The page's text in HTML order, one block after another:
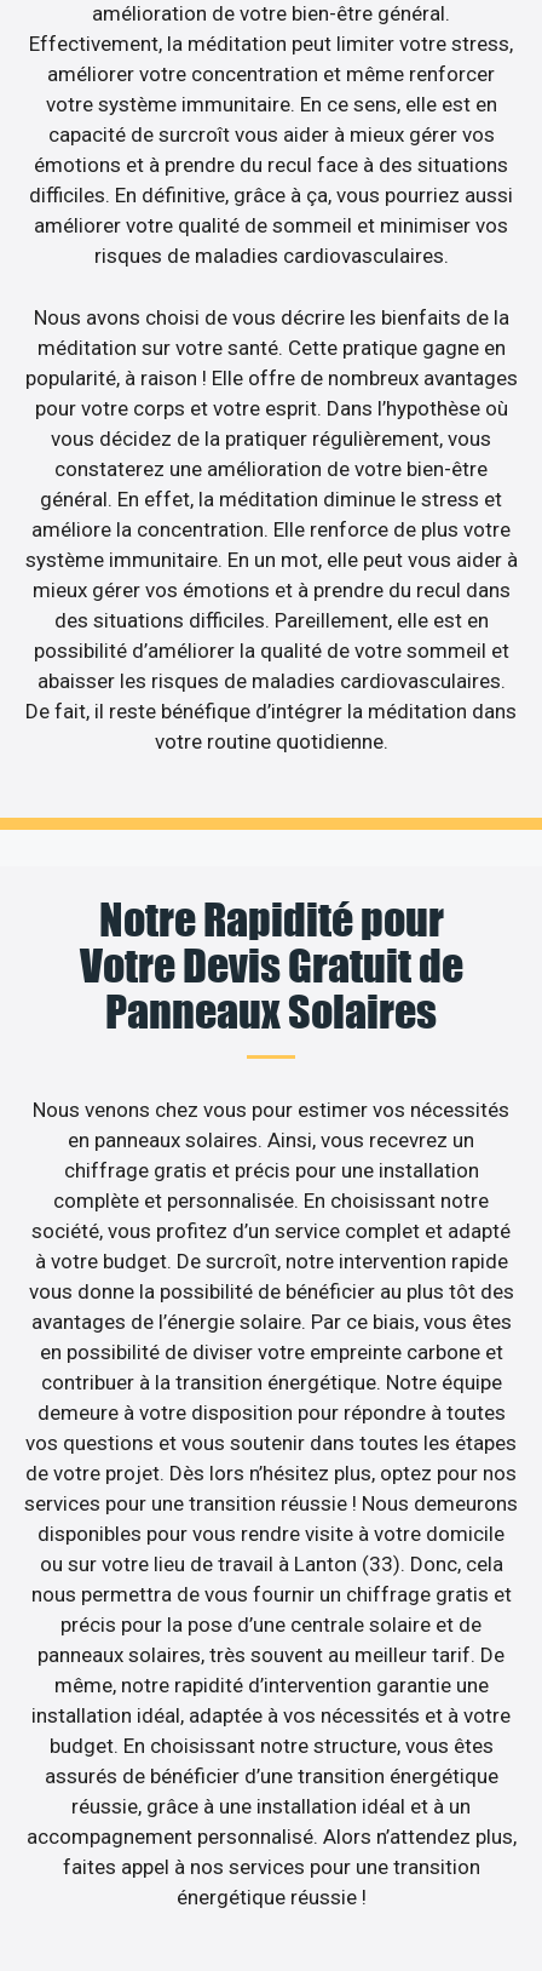
amélioration de votre bien-être général.
Effectivement, la méditation peut limiter votre stress,
améliorer votre concentration et même renforcer
votre système immunitaire. En ce sens, elle est en
capacité de surcroît vous aider à mieux gérer vos
émotions et à prendre du recul face à des situations
difficiles. En définitive, grâce à ça, vous pourriez aussi
améliorer votre qualité de sommeil et minimiser vos
risques de maladies cardiovasculaires.
Nous avons choisi de vous décrire les bienfaits de la
méditation sur votre santé. Cette pratique gagne en
popularité, à raison ! Elle offre de nombreux avantages
pour votre corps et votre esprit. Dans l’hypothèse où
vous décidez de la pratiquer régulièrement, vous
constaterez une amélioration de votre bien-être
général. En effet, la méditation diminue le stress et
améliore la concentration. Elle renforce de plus votre
système immunitaire. En un mot, elle peut vous aider à
mieux gérer vos émotions et à prendre du recul dans
des situations difficiles. Pareillement, elle est en
possibilité d’améliorer la qualité de votre sommeil et
abaisser les risques de maladies cardiovasculaires.
De fait, il reste bénéfique d’intégrer la méditation dans
votre routine quotidienne.
Notre Rapidité pour
Votre Devis Gratuit de
Panneaux Solaires
Nous venons chez vous pour estimer vos nécessités
en panneaux solaires. Ainsi, vous recevrez un
chiffrage gratis et précis pour une installation
complète et personnalisée. En choisissant notre
société, vous profitez d’un service complet et adapté
à votre budget. De surcroît, notre intervention rapide
vous donne la possibilité de bénéficier au plus tôt des
avantages de l’énergie solaire. Par ce biais, vous êtes
en possibilité de diviser votre empreinte carbone et
contribuer à la transition énergétique. Notre équipe
demeure à votre disposition pour répondre à toutes
vos questions et vous soutenir dans toutes les étapes
de votre projet. Dès lors n’hésitez plus, optez pour nos
services pour une transition réussie ! Nous demeurons
disponibles pour vous rendre visite à votre domicile
ou sur votre lieu de travail à Lanton (33). Donc, cela
nous permettra de vous fournir un chiffrage gratis et
précis pour la pose d’une centrale solaire et de
panneaux solaires, très souvent au meilleur tarif. De
même, notre rapidité d’intervention garantie une
installation idéal, adaptée à vos nécessités et à votre
budget. En choisissant notre structure, vous êtes
assurés de bénéficier d’une transition énergétique
réussie, grâce à une installation idéal et à un
accompagnement personnalisé. Alors n’attendez plus,
faites appel à nos services pour une transition
énergétique réussie !